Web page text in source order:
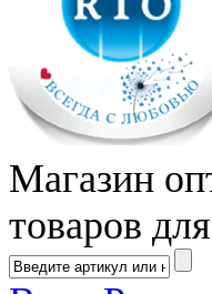
Магазин
товаров